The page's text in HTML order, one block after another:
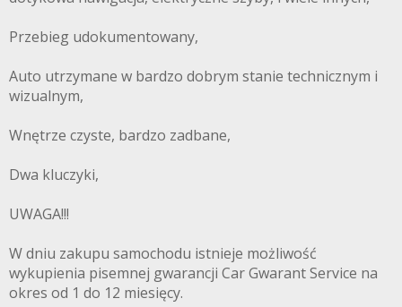
Przebieg udokumentowany,
Auto utrzymane w bardzo dobrym stanie technicznym i
wizualnym,
Wnętrze czyste, bardzo zadbane,
Dwa kluczyki,
UWAGA!!!
W dniu zakupu samochodu istnieje możliwość
wykupienia pisemnej gwarancji Car Gwarant Service na
okres od 1 do 12 miesięcy.